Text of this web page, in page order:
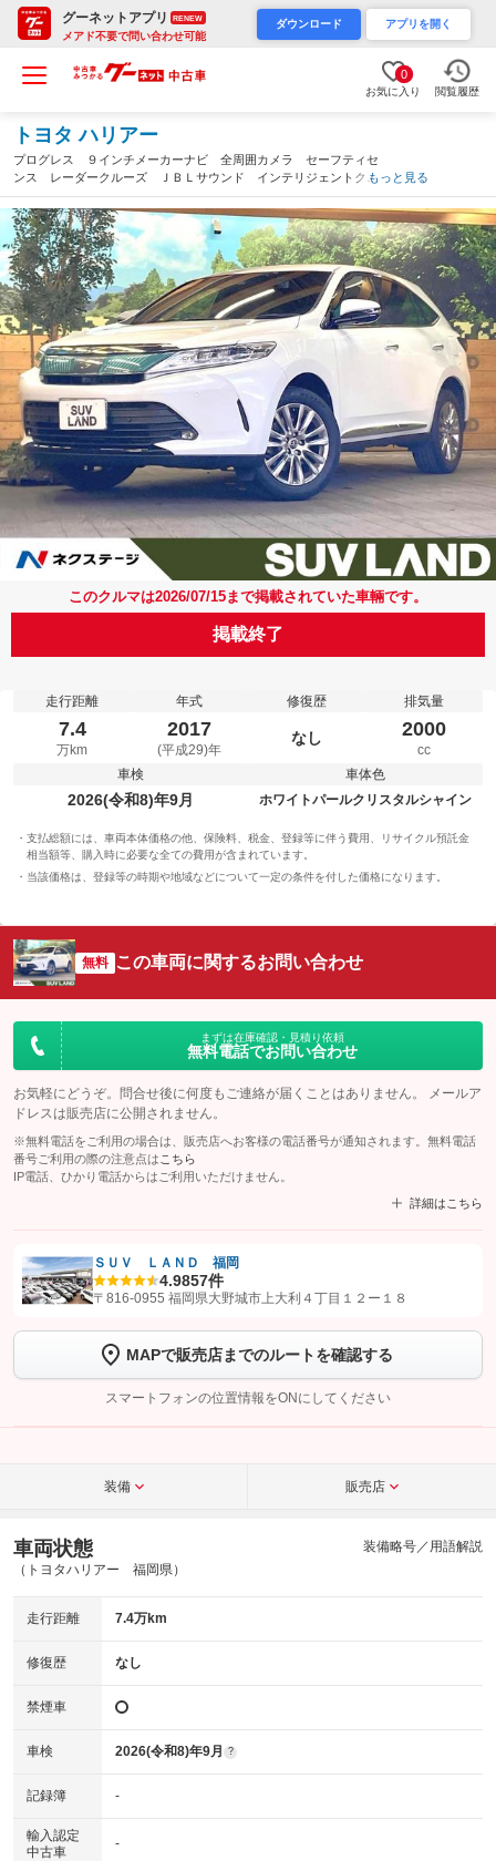
グーネットアプリ RENEW
メアド不要で問い合わせ可能
ダウンロード アプリを開く
0
お気に入り 閲覧履歴
トヨタ ハリアー
プログレス ９インチメーカーナビ 全周囲カメラ セーフティセ
ンス レーダークルーズ ＪＢＬサウンド インテリジェントクリ
アランスソナー パワーバックドア シーケンシャルターンラン
プ １８インチアルミ スマートキー（福岡県）
もっと見る
このクルマは2026/07/15まで掲載されていた車輛です。
掲載終了
走行距離
7.4
万km
年式
2017
(平成29)年
修復歴
なし
排気量
2000
cc
車検
2026(令和8)年9月
車体色
ホワイトパールクリスタルシャイン
支払総額には、車両本体価格の他、保険料、税金、登録等に伴う費用、リサイクル預託金
相当額等、購入時に必要な全ての費用が含まれています。
当該価格は、登録等の時期や地域などについて一定の条件を付した価格になります。
無料 この車両に関するお問い合わせ
まずは在庫確認・見積り依頼
無料電話でお問い合わせ
お気軽にどうぞ。問合せ後に何度もご連絡が届くことはありません。 メールア
ドレスは販売店に公開されません。
※無料電話をご利用の場合は、販売店へお客様の電話番号が通知されます。無料電話
番号ご利用の際の注意点は こちら
IP電話、ひかり電話からはご利用いただけません。
詳細はこちら
【STEP1】認証画面でグーネットを友だち追加してから「許可する」ボタンを押
トーク画面で
ボタンをタップして問い合わせを
完了してください。
こちら
ＳＵＶ ＬＡＮＤ 福岡
4.9857件
〒816-0955 福岡県大野城市上大利４丁目１２ー１８
MAPで販売店までのルートを確認する
スマートフォンの位置情報をONにしてください
装備 販売店
車両状態
（トヨタハリアー 福岡県）
装備略号／用語解説
走行距離 7.4万km
修復歴 なし
禁煙車
車検 2026(令和8)年9月 ?
記録簿 -
輸入認定
中古車
-